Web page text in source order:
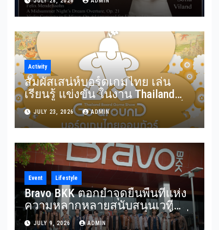
อมตะจาก Mendelssohn และ
Rimsky-Korsakov 31 กรกฎาคมนี้
Activity
สัมผัสเสน่ห์บอร์ดเกมไทย เล่น
เรียนรู้ แข่งขัน ในงาน Thailand
Board Game Show Go arounD บอร์ด
เกมไทยออนทัวร์ วันที่ 24-26
กรกฎาคม 2569 ณ ICS Lifestyle
Complex
JULY 23, 2026 ADMIN
Event Lifestyle
Bravo BKK ตอกย้ำจุดยืนพื้นที่แห่ง
ความหลากหลายสนับสนุนเวที
Mister Gay Thailand 2026 เปิดพื้นที่
JULY 9, 2026 ADMIN